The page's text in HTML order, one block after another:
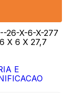
X 6 X 27,7
E